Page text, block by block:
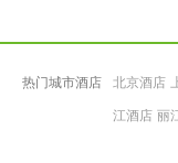
热门城市酒店 北京酒店
江酒店 丽